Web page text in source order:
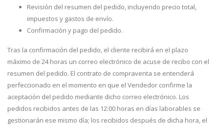
Revisión del resumen del pedido, incluyendo precio total,
impuestos y gastos de envío.
Confirmación y pago del pedido.
Tras la confirmación del pedido, el cliente recibirá en el plazo
máximo de 24 horas un correo electrónico de acuse de recibo con el
resumen del pedido. El contrato de compraventa se entenderá
perfeccionado en el momento en que el Vendedor confirme la
aceptación del pedido mediante dicho correo electrónico. Los
pedidos recibidos antes de las 12:00 horas en días laborables se
gestionarán ese mismo día; los recibidos después de dicha hora, el